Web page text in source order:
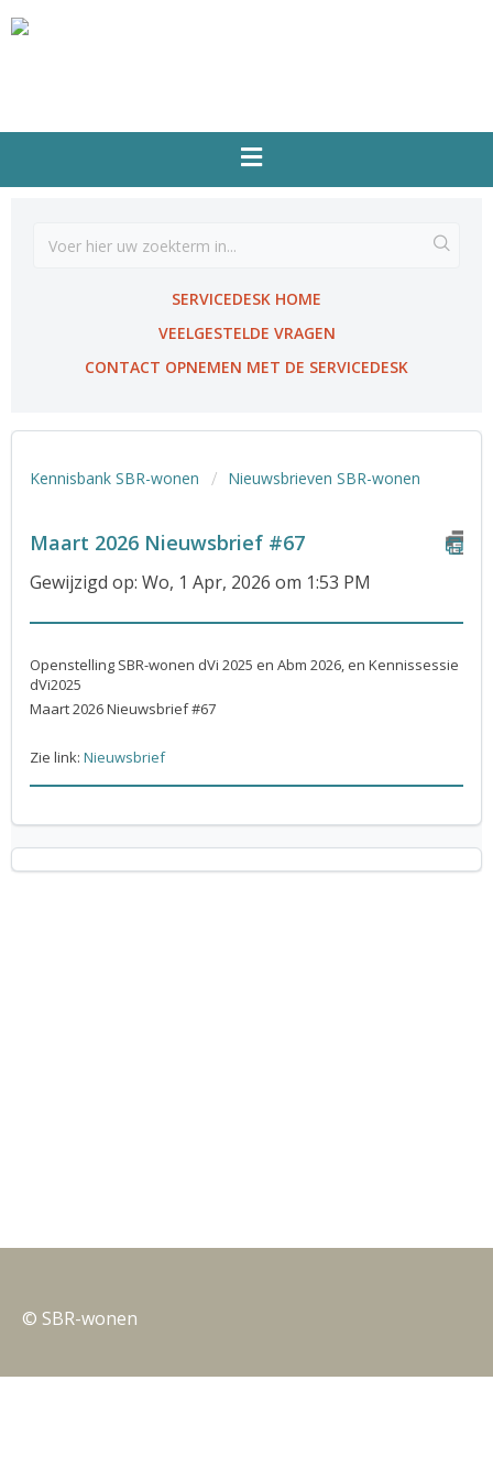
SERVICEDESK HOME
VEELGESTELDE VRAGEN
CONTACT OPNEMEN MET DE SERVICEDESK
Kennisbank SBR-wonen Nieuwsbrieven SBR-wonen
Maart 2026 Nieuwsbrief #67
Gewijzigd op: Wo, 1 Apr, 2026 om 1:53 PM
Openstelling SBR-wonen dVi 2025 en Abm 2026, en Kennissessie
dVi2025
Maart 2026 Nieuwsbrief #67
Zie link: Nieuwsbrief
© SBR-wonen